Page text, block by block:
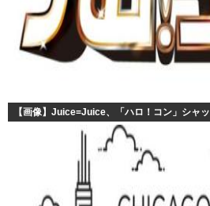
【画像】Juice=Juice、「ハロ！コン」シャ